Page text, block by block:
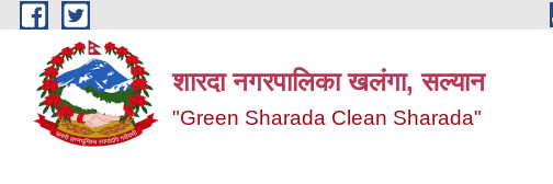
Skip to main content
शारदा नगरपालिका खलंगा, सल्यान
"Green Sharada Clean Sharada"